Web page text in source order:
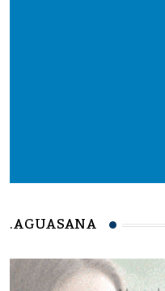
.AGUASANA